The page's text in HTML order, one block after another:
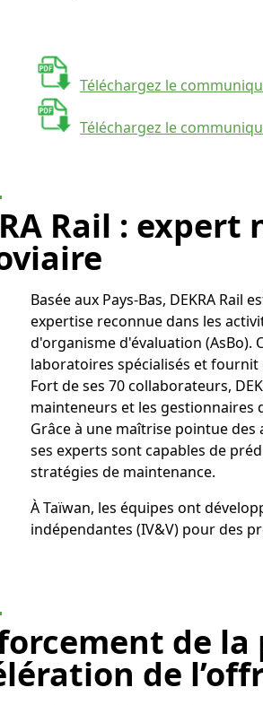
Téléchargez le
Téléchargez le
Rail : expert
Basée aux Pays-Bas, DEKRA
expertise reconnue dans les
d'organisme d'évaluation (AsBo).
laboratoires spécialisés et fournit
Fort de ses 70 collaborateurs,
mainteneurs et les
Grâce à une maîtrise pointue
ses experts sont capables de
stratégies de maintenance.
À Taïwan, les équipes ont
indépendantes (IV&V) pour des
de la
de